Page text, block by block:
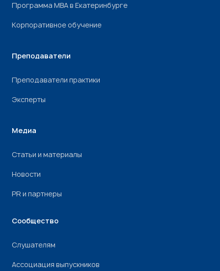
Программа МВА в Екатеринбурге
Корпоративное обучение
Преподаватели
Преподаватели практики
Эксперты
Медиа
Статьи и материалы
Новости
PR и партнеры
Сообщество
Слушателям
Ассоциация выпускников